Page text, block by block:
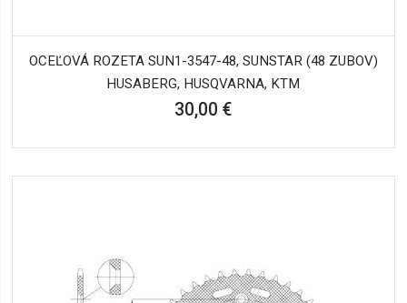
OCEĽOVÁ ROZETA SUN1-3547-48, SUNSTAR (48 ZUBOV)
HUSABERG, HUSQVARNA, KTM
30,00 €